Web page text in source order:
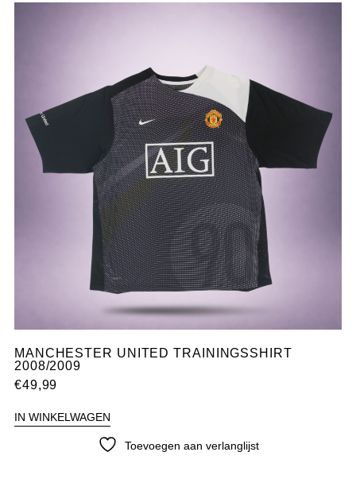
MANCHESTER UNITED TRAININGSSHIRT
2008/2009
€49,99
IN WINKELWAGEN
Toevoegen aan verlanglijst